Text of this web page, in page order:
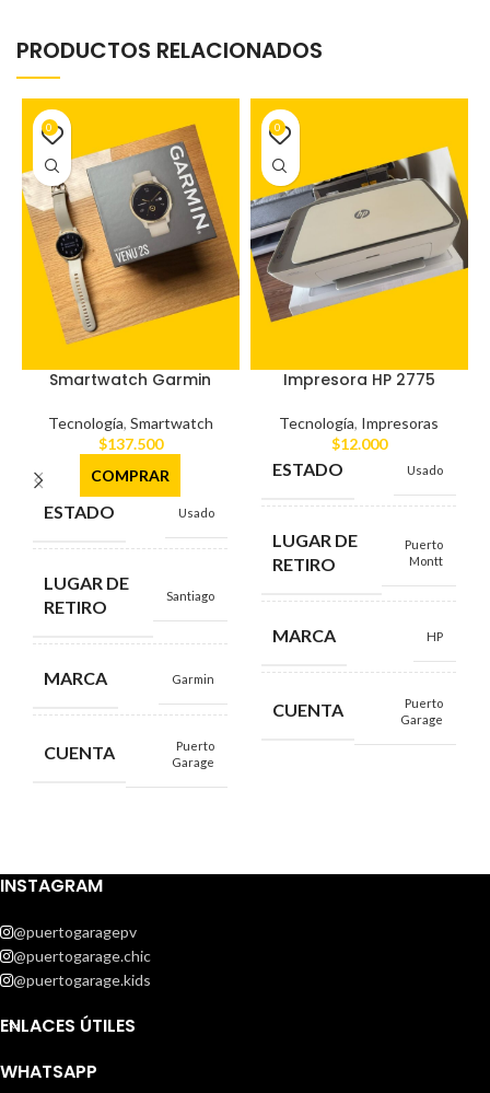
PRODUCTOS RELACIONADOS
Smartwatch Garmin
Tecnología, Smartwatch
$137.500
COMPRAR
ESTADO Usado
LUGAR DE
RETIRO
Santiago
MARCA Garmin
CUENTA
Puerto
Garage
0
Impresora HP 2775
Tecnología, Impresoras
$12.000
ESTADO Usado
LUGAR DE
RETIRO
Puerto
Montt
MARCA HP
CUENTA
Puerto
Garage
0
INSTAGRAM
@puertogaragepv
@puertogarage.chic
@puertogarage.kids
ENLACES ÚTILES
WHATSAPP